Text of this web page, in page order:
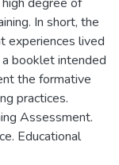
In short, the
experiences lived
booklet intended
the formative
practices.
Assessment.
Educational